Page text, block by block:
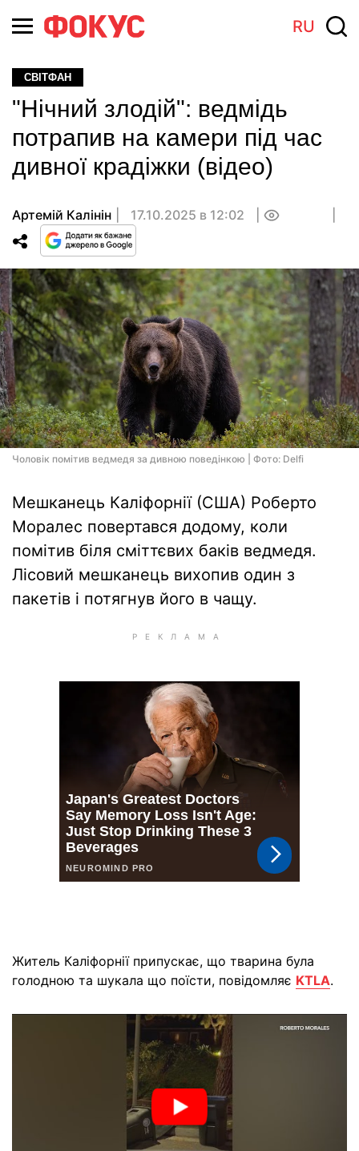
RU
СВІТФАН
"Нічний злодій": ведмідь
потрапив на камери під час
дивної крадіжки (відео)
Артемій Калінін 17.10.2025 в 12:02
Чоловік помітив ведмедя за дивною поведінкою | Фото: Delfi
Мешканець Каліфорнії (США) Роберто
Моралес повертався додому, коли
помітив біля сміттєвих баків ведмедя.
Лісовий мешканець вихопив один з
пакетів і потягнув його в чащу.
Житель Каліфорнії припускає, що тварина була
голодною та шукала що поїсти, повідомляє KTLA.